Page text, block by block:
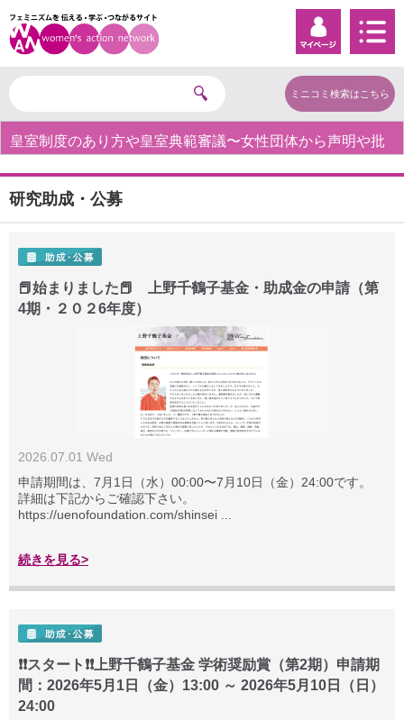
ミニコミ検索はこちら
皇室制度のあり方や皇室典範審議〜女性団体から声明や批
研究助成・公募
📕始まりました📕 上野千鶴子基金・助成金の申請（第
4期・２０２6年度）
2026.07.01 Wed
申請期間は、7月1日（水）00:00〜7月10日（金）24:00です。
詳細は下記からご確認下さい。
https://uenofoundation.com/shinsei ...
続きを見る>
❗❗スタート❗❗上野千鶴子基金 学術奨励賞（第2期）申請期
間：2026年5月1日（金）13:00 ～ 2026年5月10日（日）
24:00